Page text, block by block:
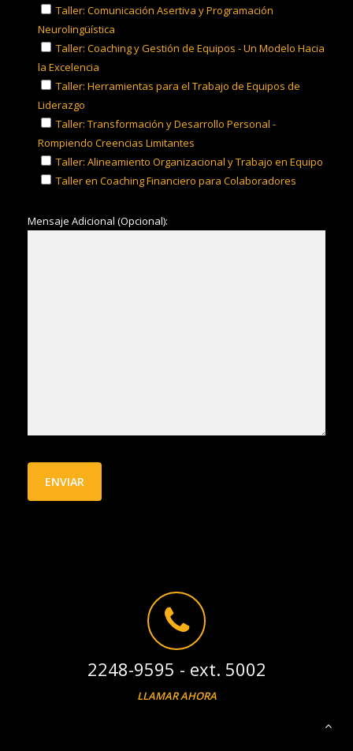
Taller: Comunicación Asertiva y Programación
Neurolingüística
Taller: Coaching y Gestión de Equipos - Un Modelo Hacia
la Excelencia
Taller: Herramientas para el Trabajo de Equipos de
Liderazgo
Taller: Transformación y Desarrollo Personal -
Rompiendo Creencias Limitantes
Taller: Alineamiento Organizacional y Trabajo en Equipo
Taller en Coaching Financiero para Colaboradores
Mensaje Adicional (Opcional):
2248-9595 - ext. 5002
LLAMAR AHORA